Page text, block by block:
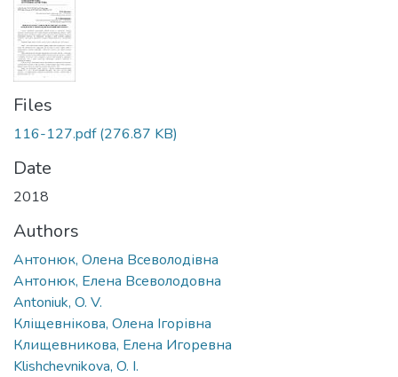
Files
116-127.pdf(276.87 KB)
Date
2018
Authors
Антонюк, Олена Всеволодівна
Антонюк, Елена Всеволодовна
Antoniuk, O. V.
Кліщевнікова, Олена Ігорівна
Клищевникова, Елена Игоревна
Klishchevnikova, O. I.